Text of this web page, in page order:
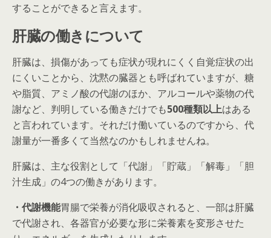
することができると言えます。
肝臓の働きについて
肝臓は、損傷があっても症状が現れにくく自覚症状の出
にくいことから、沈黙の臓器とも呼ばれていますが、糖
や脂質、アミノ酸の代謝のほか、アルコールや薬物の代
謝など、判明している働きだけでも500種類以上はある
と言われています。それだけ働いているのですから、代
謝量が一番多くて当然なのかもしれませんね。
肝臓は、主な役割として「代謝」「貯蔵」「解毒」「胆
汁生成」の4つの働きがあります。
・代謝機能胃腸で栄養が消化吸収されると、一部は肝臓
で代謝され、各器官が必要な形に栄養素を変形させた